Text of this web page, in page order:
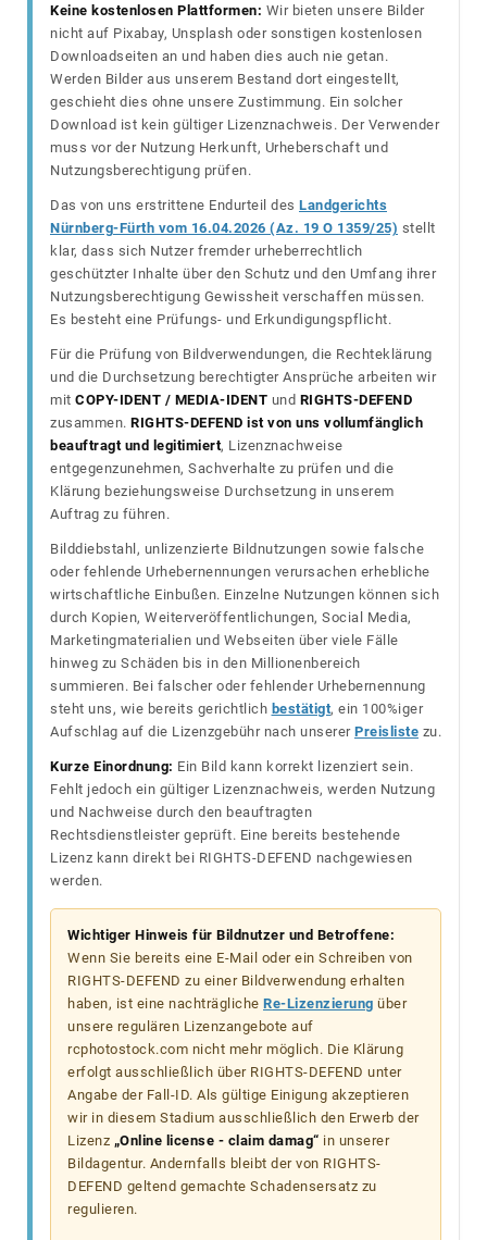
Keine kostenlosen Plattformen: Wir bieten unsere Bilder
nicht auf Pixabay, Unsplash oder sonstigen kostenlosen
Downloadseiten an und haben dies auch nie getan.
Werden Bilder aus unserem Bestand dort eingestellt,
geschieht dies ohne unsere Zustimmung. Ein solcher
Download ist kein gültiger Lizenznachweis. Der Verwender
muss vor der Nutzung Herkunft, Urheberschaft und
Nutzungsberechtigung prüfen.
Das von uns erstrittene Endurteil des Landgerichts
Nürnberg-Fürth vom 16.04.2026 (Az. 19 O 1359/25) stellt
klar, dass sich Nutzer fremder urheberrechtlich
geschützter Inhalte über den Schutz und den Umfang ihrer
Nutzungsberechtigung Gewissheit verschaffen müssen.
Es besteht eine Prüfungs- und Erkundigungspflicht.
Für die Prüfung von Bildverwendungen, die Rechteklärung
und die Durchsetzung berechtigter Ansprüche arbeiten wir
mit COPY-IDENT / MEDIA-IDENT und RIGHTS-DEFEND
zusammen. RIGHTS-DEFEND ist von uns vollumfänglich
beauftragt und legitimiert, Lizenznachweise
entgegenzunehmen, Sachverhalte zu prüfen und die
Klärung beziehungsweise Durchsetzung in unserem
Auftrag zu führen.
Bilddiebstahl, unlizenzierte Bildnutzungen sowie falsche
oder fehlende Urhebernennungen verursachen erhebliche
wirtschaftliche Einbußen. Einzelne Nutzungen können sich
durch Kopien, Weiterveröffentlichungen, Social Media,
Marketingmaterialien und Webseiten über viele Fälle
hinweg zu Schäden bis in den Millionenbereich
summieren. Bei falscher oder fehlender Urhebernennung
steht uns, wie bereits gerichtlich bestätigt, ein 100%iger
Aufschlag auf die Lizenzgebühr nach unserer Preisliste zu.
Kurze Einordnung: Ein Bild kann korrekt lizenziert sein.
Fehlt jedoch ein gültiger Lizenznachweis, werden Nutzung
und Nachweise durch den beauftragten
Rechtsdienstleister geprüft. Eine bereits bestehende
Lizenz kann direkt bei RIGHTS-DEFEND nachgewiesen
werden.
Wichtiger Hinweis für Bildnutzer und Betroffene:
Wenn Sie bereits eine E-Mail oder ein Schreiben von
RIGHTS-DEFEND zu einer Bildverwendung erhalten
haben, ist eine nachträgliche Re-Lizenzierung über
unsere regulären Lizenzangebote auf
rcphotostock.com nicht mehr möglich. Die Klärung
erfolgt ausschließlich über RIGHTS-DEFEND unter
Angabe der Fall-ID. Als gültige Einigung akzeptieren
wir in diesem Stadium ausschließlich den Erwerb der
Lizenz „Online license - claim damag“ in unserer
Bildagentur. Andernfalls bleibt der von RIGHTS-
DEFEND geltend gemachte Schadensersatz zu
regulieren.